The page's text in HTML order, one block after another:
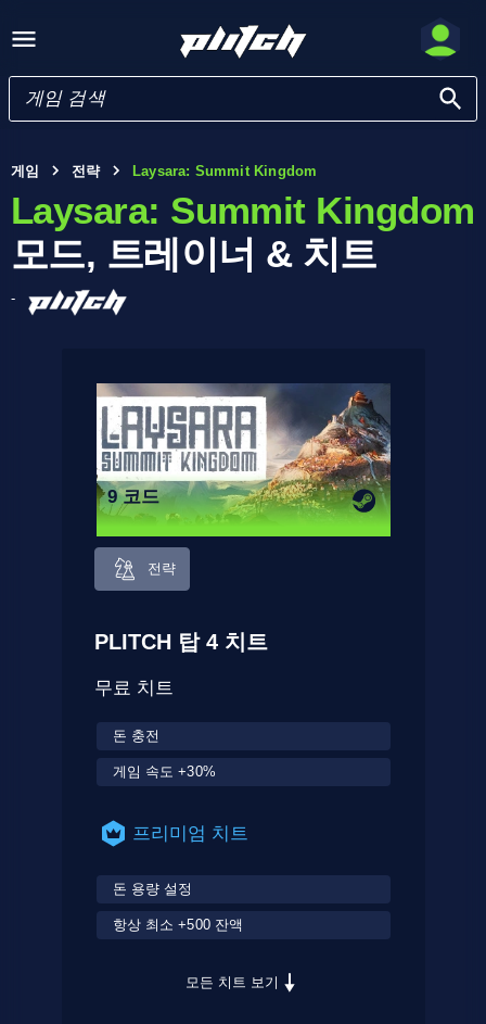
게임 전략 Laysara: Summit Kingdom
Laysara: Summit Kingdom
모드, 트레이너 & 치트
-
9 코드
전략
PLITCH 탑 4 치트
무료 치트
돈 충전
게임 속도 +30%
프리미엄 치트
돈 용량 설정
항상 최소 +500 잔액
모든 치트 보기